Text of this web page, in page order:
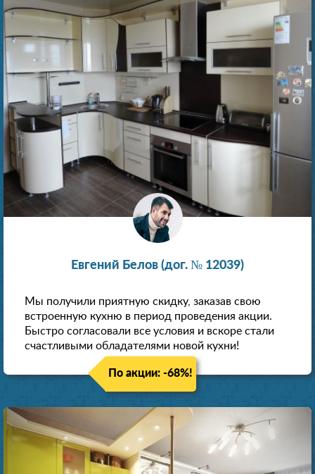
Евгений Белов (дог. № 12039)
Мы получили приятную скидку, заказав свою
встроенную кухню в период проведения акции.
Быстро согласовали все условия и вскоре стали
счастливыми обладателями новой кухни!
По акции: -68%!